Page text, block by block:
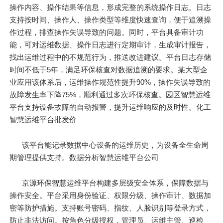
操作内容、操作结果等信息，形成完整的系统操作日志。日志
支持按时间、操作人、操作类型等维度快速查询，便于追溯操
作过程，排查操作失误导致的问题。同时，平台具备审计功
能，可对运维数据、操作日志进行定期审计，生成审计报告，
找出运维过程中的不规范行为，推送改进建议。平台日志存储
时间不低于5年，满足环保核查对数据追溯的要求。某大型企
业应用该体系后，运维操作规范性提升90%，操作失误导致的
故障发生率下降75%，顺利通过多次环保核查。园区智慧运维
平台支持设备故障的自动报警，提升运维响应的及时性。化工
智慧运维平台批发价
该平台能记录数据中心设备的运维历史，为设备全生命周
期管理提供支持。数据分析智慧运维平台公司
京源环保智慧运维平台构建多层级安全体系，保障数据与
操作安全。平台采用身份验证、权限分级、操作审计、数据加
密等防护措施。支持账号密码、指纹、人脸识别等登录方式，
防止非法访问。按角色分级授权，管理员、运维主管、巡检